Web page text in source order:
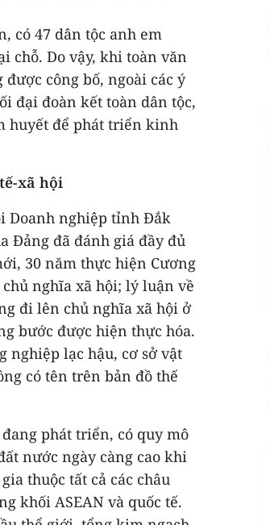
có 47 dân tộc anh em
chỗ. Do vậy, khi toàn văn
công bố, ngoài các ý
đại đoàn kết toàn dân tộc,
huyết để phát triển kinh
xã hội
Doanh nghiệp tỉnh Đắk
Đảng đã đánh giá đầy đủ
30 năm thực hiện Cương
nghĩa xã hội; lý luận về
đi lên chủ nghĩa xã hội ở
bước được hiện thực hóa.
nghiệp lạc hậu, cơ sở vật
có tên trên bản đồ thế
phát triển, có quy mô
nước ngày càng cao khi
thuộc tất cả các châu
khối ASEAN và quốc tế.